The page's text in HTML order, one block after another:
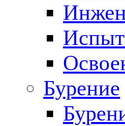
Бурение